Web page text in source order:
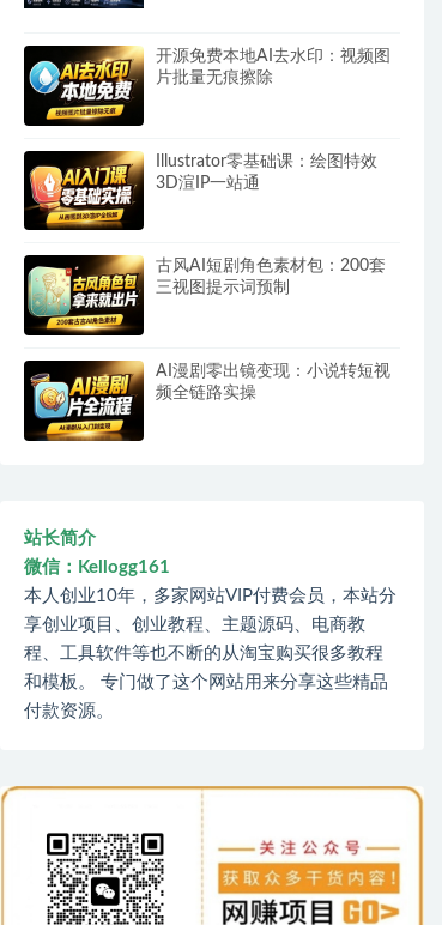
开源免费本地AI去水印：视频图
片批量无痕擦除
Illustrator零基础课：绘图特效
3D渲IP一站通
古风AI短剧角色素材包：200套
三视图提示词预制
AI漫剧零出镜变现：小说转短视
频全链路实操
站长简介
微信：Kellogg161
本人创业10年，多家网站VIP付费会员，本站分
享创业项目、创业教程、主题源码、电商教
程、工具软件等也不断的从淘宝购买很多教程
和模板。 专门做了这个网站用来分享这些精品
付款资源。